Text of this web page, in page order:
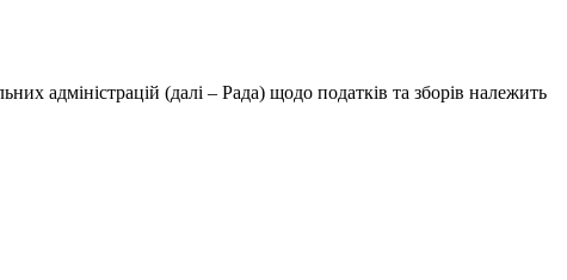
адміністрацій (далі – Рада) щодо податків та зборів належить